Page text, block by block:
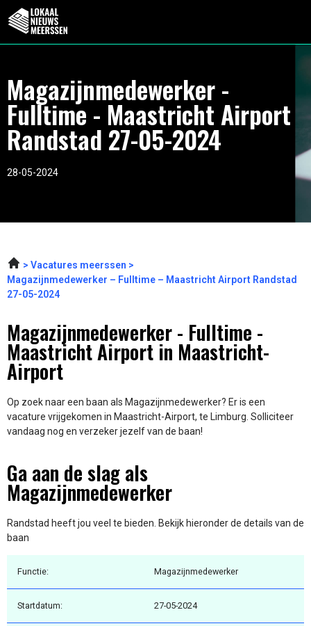
Magazijnmedewerker -
Fulltime - Maastricht Airport
Randstad 27-05-2024
28-05-2024
Vacatures meerssen
Magazijnmedewerker – Fulltime – Maastricht Airport Randstad
27-05-2024
Magazijnmedewerker - Fulltime -
Maastricht Airport in Maastricht-
Airport
Op zoek naar een baan als Magazijnmedewerker? Er is een
vacature vrijgekomen in Maastricht-Airport, te Limburg. Solliciteer
vandaag nog en verzeker jezelf van de baan!
Ga aan de slag als
Magazijnmedewerker
Randstad heeft jou veel te bieden. Bekijk hieronder de details van de
baan
Functie: Magazijnmedewerker
Startdatum: 27-05-2024